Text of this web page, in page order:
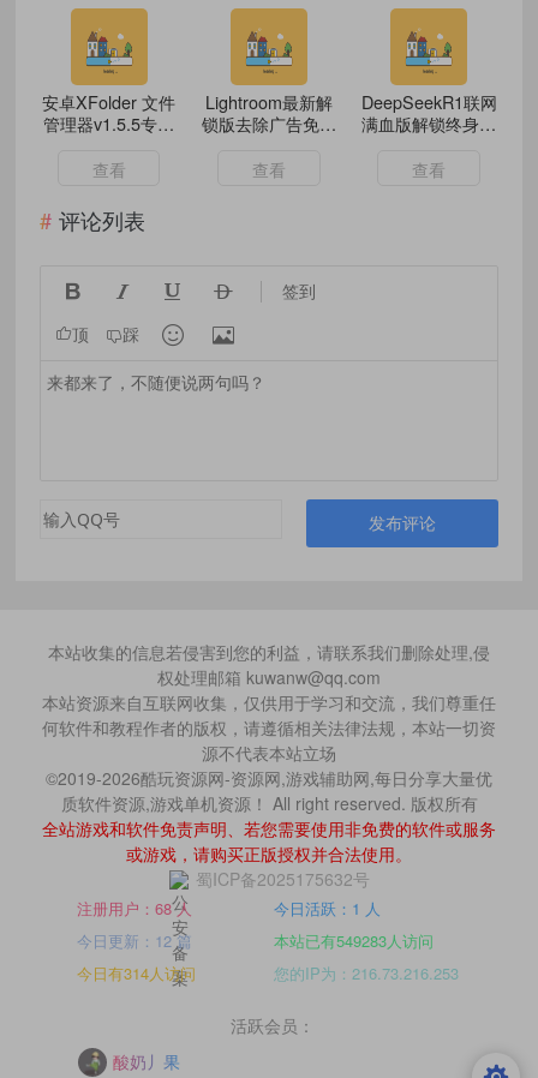
安卓XFolder 文件
管理器v1.5.5专业
查看
Lightroom最新解
锁版去除广告免登
查看
DeepSeekR1联网
满血版解锁终身会
查看
评论列表
    签到
顶 踩  
发布评论
本站收集的信息若侵害到您的利益，请联系我们删除处理,侵
权处理邮箱 kuwanw@qq.com
本站资源来自互联网收集，仅供用于学习和交流，我们尊重任
何软件和教程作者的版权，请遵循相关法律法规，本站一切资
源不代表本站立场
©2019-2026酷玩资源网-资源网,游戏辅助网,每日分享大量优
质软件资源,游戏单机资源！ All right reserved. 版权所有
全站游戏和软件免责声明、若您需要使用非免费的软件或服务
或游戏，请购买正版授权并合法使用。
蜀ICP备2025175632号
注册用户：68 人
今日活跃：1 人
今日更新：12 篇
本站已有549283人访问
今日有314人访问
您的IP为：216.73.216.253
活跃会员：
酸奶丿果